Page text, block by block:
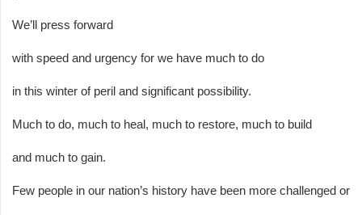
We’ll press forward
with speed and urgency for we have much to do
in this winter of peril and significant possibility.
Much to do, much to heal, much to restore, much to build
and much to gain.
Few people in our nation’s history have been more challenged or